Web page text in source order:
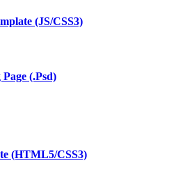
(JS/CSS3)
(.Psd)
(HTML5/CSS3)